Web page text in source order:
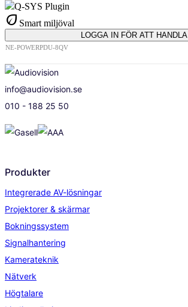
Q-SYS Plugin
eco Smart miljöval
LOGGA IN FÖR ATT HANDLA
NE-POWERPDU-8QV
info@audiovision.se
010 - 188 25 50
Produkter
Integrerade AV-lösningar
Projektorer & skärmar
Bokningssystem
Signalhantering
Kamerateknik
Nätverk
Högtalare